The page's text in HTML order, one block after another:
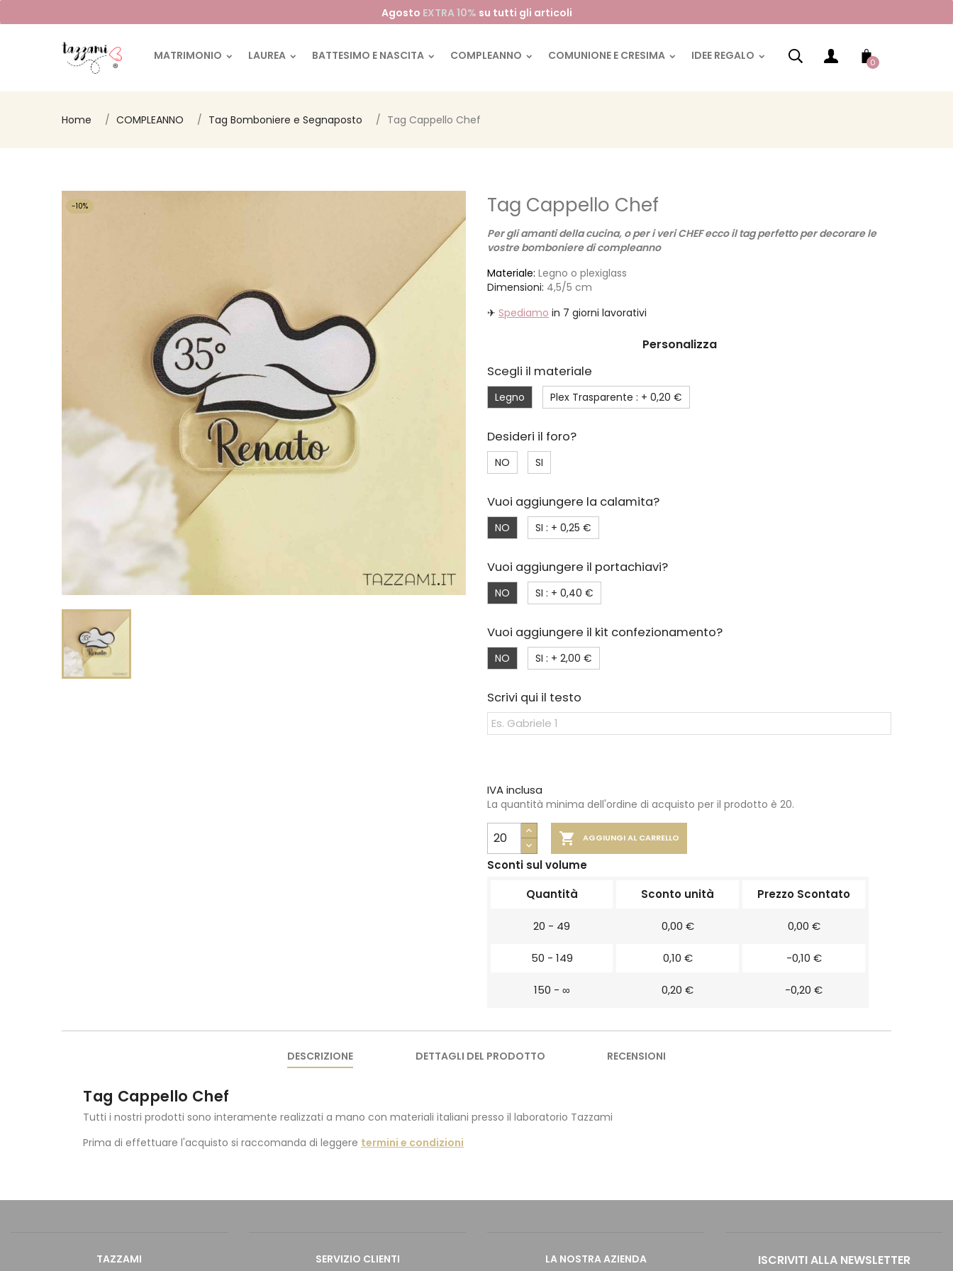
Agosto EXTRA 10% su tutti gli articoli
MATRIMONIO LAUREA BATTESIMO E NASCITA COMPLEANNO COMUNIONE E CRESIMA IDEE REGALO 0
Home COMPLEANNO Tag Bomboniere e Segnaposto Tag Cappello Chef
-10% Tag Cappello Chef
Per gli amanti della cucina, o per i veri CHEF ecco il tag perfetto per decorare le
vostre bomboniere di compleanno
Materiale: Legno o plexiglass
Dimensioni: 4,5/5 cm
✈ Spediamo in 7 giorni lavorativi
Personalizza
Scegli il materiale
Legno Plex Trasparente : + 0,20 €
Desideri il foro?
NO SI
Vuoi aggiungere la calamita?
NO SI : + 0,25 €
Vuoi aggiungere il portachiavi?
NO SI : + 0,40 €
Vuoi aggiungere il kit confezionamento?
NO SI : + 2,00 €
Scrivi qui il testo
 AGGIUNGI AL CARRELLO
IVA inclusa
La quantità minima dell'ordine di acquisto per il prodotto è 20.
Sconti sul volume
Quantità
Sconto unità Prezzo Scontato
20 - 49 0,00 € 0,00 €
50 - 149 0,10 € -0,10 €
150 - ∞ 0,20 € -0,20 €
DESCRIZIONE DETTAGLI DEL PRODOTTO RECENSIONI
Tag Cappello Chef
Tutti i nostri prodotti sono interamente realizzati a mano con materiali italiani presso il laboratorio Tazzami
Prima di effettuare l'acquisto si raccomanda di leggere termini e condizioni
TAZZAMI SERVIZIO CLIENTI LA NOSTRA AZIENDA ISCRIVITI ALLA NEWSLETTER